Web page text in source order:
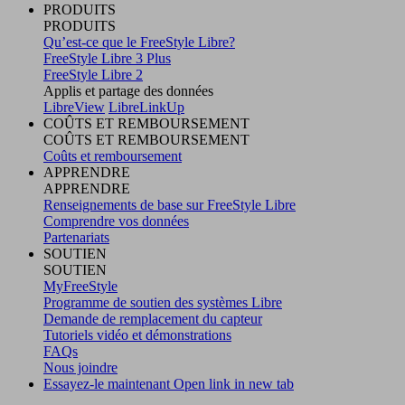
PRODUITS
PRODUITS
Qu’est-ce que le FreeStyle Libre?
FreeStyle Libre 3 Plus
FreeStyle Libre 2
Applis et partage des données
LibreView LibreLinkUp
COÛTS ET REMBOURSEMENT
COÛTS ET REMBOURSEMENT
Coûts et remboursement
APPRENDRE
APPRENDRE
Renseignements de base sur FreeStyle Libre
Comprendre vos données
Partenariats
SOUTIEN
SOUTIEN
MyFreeStyle
Programme de soutien des systèmes Libre
Demande de remplacement du capteur
Tutoriels vidéo et démonstrations
FAQs
Nous joindre
Essayez-le maintenant Open link in new tab